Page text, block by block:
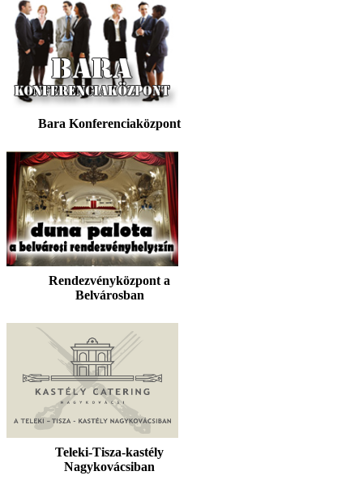
Bara Konferenciaközpont
Rendezvényközpont a
Belvárosban
Teleki-Tisza-kastély
Nagykovácsiban